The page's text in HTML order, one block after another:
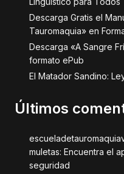
Descarga Gratis el
Tauromaquia» en
Descarga «A Sangre
formato ePub
El Matador Sandino:
Últimos
muletas: Encuentra el
seguridad